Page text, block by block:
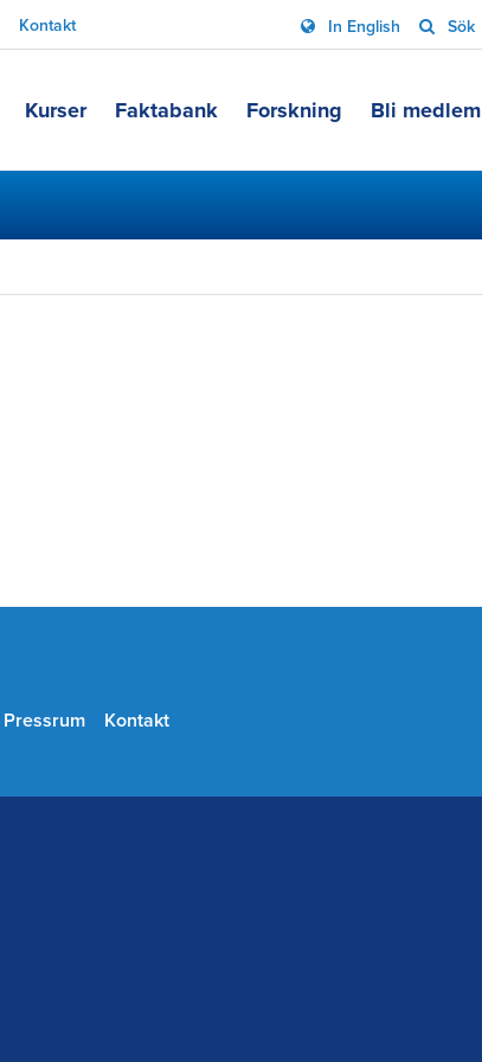
Kontakt In English Sök
Kurser Faktabank Forskning Bli medlem
Pressrum Kontakt